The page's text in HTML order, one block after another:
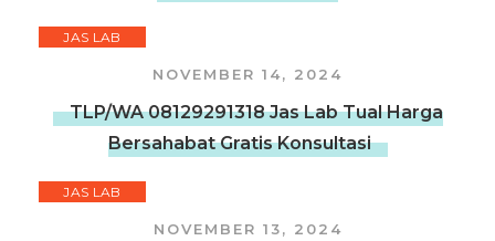
JAS LAB
NOVEMBER 14, 2024
TLP/WA 08129291318 Jas Lab Tual Harga
Bersahabat Gratis Konsultasi
JAS LAB
NOVEMBER 13, 2024